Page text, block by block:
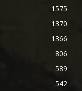
1575
1370
1366
806
589
542